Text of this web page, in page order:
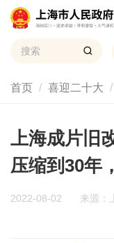
首页 喜迎二十大
上海成片旧
压缩到30年
2022-08-02 来源：